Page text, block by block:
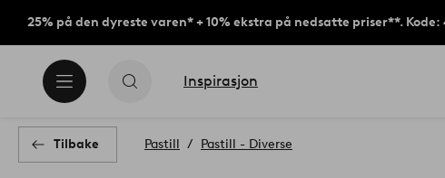
25% på den dyreste varen* + 10% ekstra på nedsatte priser**. Kode:
Inspirasjon
Tilbake Pastill Pastill - Diverse